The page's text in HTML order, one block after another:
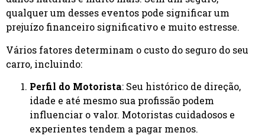
qualquer um desses eventos pode significar um
prejuízo financeiro significativo e muito estresse.
Vários fatores determinam o custo do seguro do seu
carro, incluindo:
Perfil do Motorista: Seu histórico de direção,
idade e até mesmo sua profissão podem
influenciar o valor. Motoristas cuidadosos e
experientes tendem a pagar menos.